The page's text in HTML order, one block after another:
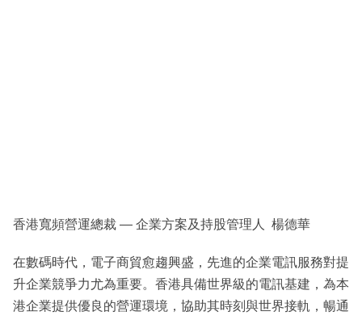
香港寬頻營運總裁 — 企業方案及持股管理人 楊德華
在數碼時代，電子商貿愈趨興盛，先進的企業電訊服務對提
升企業競爭力尤為重要。香港具備世界級的電訊基建，為本
港企業提供優良的營運環境，協助其時刻與世界接軌，暢通